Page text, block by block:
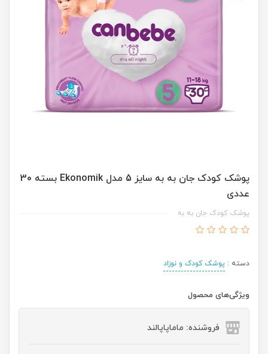
پوشک کودک جان به به سایز 5 مدل Ekonomik بسته 30
عددی
پوشک کودک جان به به
دسته : پوشک کودک و نوزاد
ویژگی‌های محصول
فروشنده: ماماپاپالند